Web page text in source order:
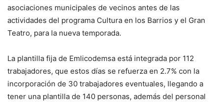
asociaciones municipales de vecinos antes de las
actividades del programa Cultura en los Barrios y el Gran
Teatro, para la nueva temporada.
La plantilla fija de Emlicodemsa está integrada por 112
trabajadores, que estos días se refuerza en 2.7% con la
incorporación de 30 trabajadores eventuales, llegando a
tener una plantilla de 140 personas, además del personal